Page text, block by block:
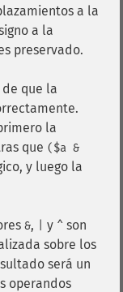
a la
a la
preservado.
que la
la
que ($a &
y luego la
&, y ^ son
sobre los
será un
operandos